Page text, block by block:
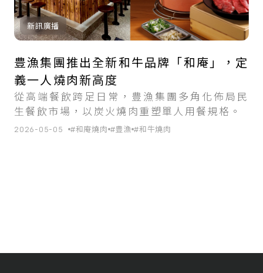
新訊廣播
豊漁集團推出全新和牛品牌「和庵」，定
義一人燒肉新高度
從高端餐飲跨足日常，豊漁集團多角化佈局民
生餐飲市場，以炭火燒肉重塑單人用餐規格。
2026-05-05 #和庵燒肉 #豊漁 #和牛燒肉